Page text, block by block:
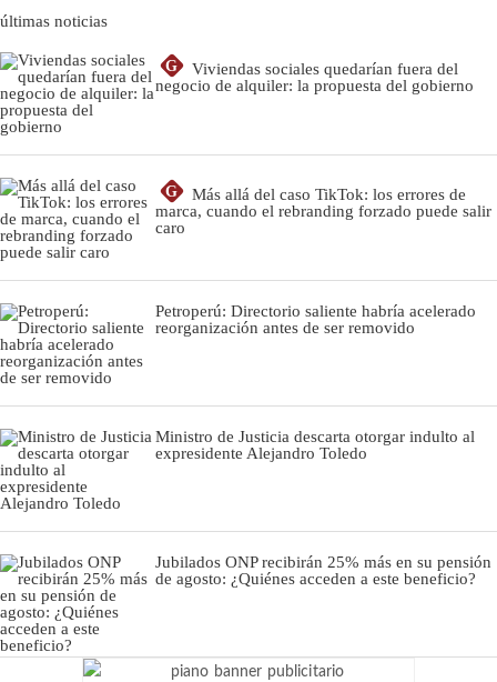
últimas noticias
G
Viviendas sociales quedarían fuera del
negocio de alquiler: la propuesta del gobierno
G
Más allá del caso TikTok: los errores de
marca, cuando el rebranding forzado puede salir
caro
Petroperú: Directorio saliente habría acelerado
reorganización antes de ser removido
Ministro de Justicia descarta otorgar indulto al
expresidente Alejandro Toledo
Jubilados ONP recibirán 25% más en su pensión
de agosto: ¿Quiénes acceden a este beneficio?